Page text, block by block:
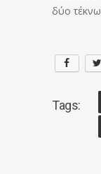
δύο
Tags: